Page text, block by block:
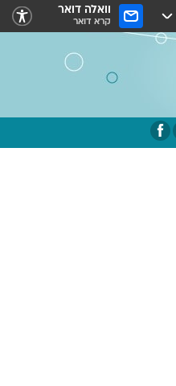
וואלה דואר
קרא דואר